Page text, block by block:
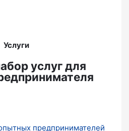
Услуги
услуг для
предпринимателей